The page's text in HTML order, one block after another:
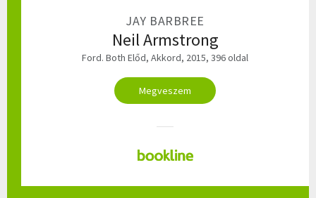
JAY BARBREE
Neil Armstrong
Ford. Both Előd, Akkord, 2015, 396 oldal
Megveszem